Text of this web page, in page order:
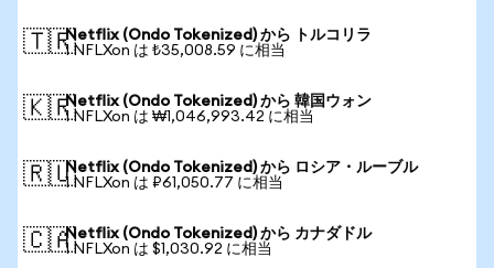
🇹🇷Netflix (Ondo Tokenized) から トルコリラ
1 NFLXon は ₺35,008.59 に相当
🇰🇷Netflix (Ondo Tokenized) から 韓国ウォン
1 NFLXon は ₩1,046,993.42 に相当
🇷🇺Netflix (Ondo Tokenized) から ロシア・ルーブル
1 NFLXon は ₽61,050.77 に相当
🇨🇦Netflix (Ondo Tokenized) から カナダドル
1 NFLXon は $1,030.92 に相当